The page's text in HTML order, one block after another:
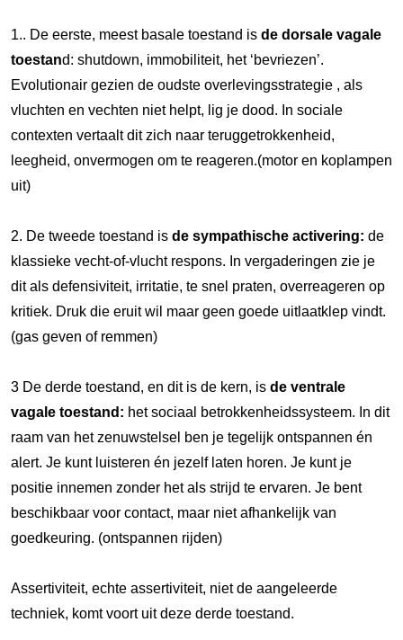
1.. De eerste, meest basale toestand is de dorsale vagale
toestand: shutdown, immobiliteit, het ‘bevriezen’.
Evolutionair gezien de oudste overlevingsstrategie , als
vluchten en vechten niet helpt, lig je dood. In sociale
contexten vertaalt dit zich naar teruggetrokkenheid,
leegheid, onvermogen om te reageren.(motor en koplampen
uit)
2. De tweede toestand is de sympathische activering: de
klassieke vecht-of-vlucht respons. In vergaderingen zie je
dit als defensiviteit, irritatie, te snel praten, overreageren op
kritiek. Druk die eruit wil maar geen goede uitlaatklep vindt.
(gas geven of remmen)
3 De derde toestand, en dit is de kern, is de ventrale
vagale toestand: het sociaal betrokkenheidssysteem. In dit
raam van het zenuwstelsel ben je tegelijk ontspannen én
alert. Je kunt luisteren én jezelf laten horen. Je kunt je
positie innemen zonder het als strijd te ervaren. Je bent
beschikbaar voor contact, maar niet afhankelijk van
goedkeuring. (ontspannen rijden)
Assertiviteit, echte assertiviteit, niet de aangeleerde
techniek, komt voort uit deze derde toestand.